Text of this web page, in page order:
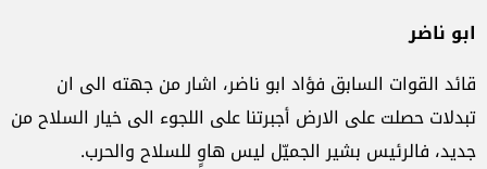
ابو ناضر
قائد القوات السابق فؤاد ابو ناضر، اشار من جهته الى ان
تبدلات حصلت على الارض أجبرتنا على اللجوء الى خيار السلاح من
جديد، فالرئيس بشير الجميّل ليس هاوٍ للسلاح والحرب.